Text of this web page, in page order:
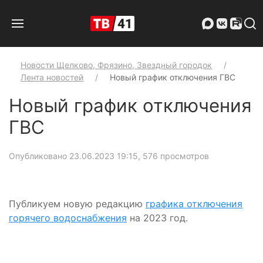
Новости Щелково, Фрязино, Звездный городок
Лента новостей
Новый график отключения ГВС
Новый график отключения
ГВС
Опубликовано 23.06.2023 19:15, 576 просмотров
Публикуем новую редакцию графика отключения
горячего водоснабжения на 2023 год.